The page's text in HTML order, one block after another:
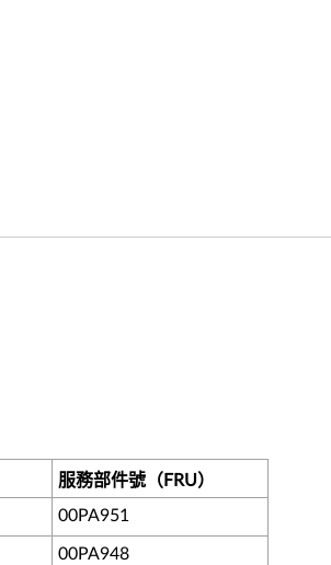
服務部件號（FRU）
00PA951
00PA948